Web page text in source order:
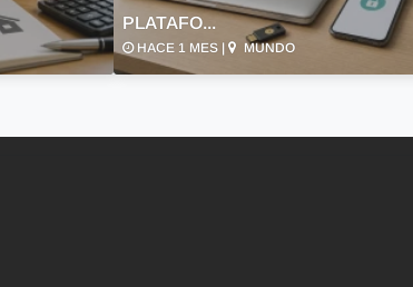
PLATAFO...
HACE 1 MES | MUNDO